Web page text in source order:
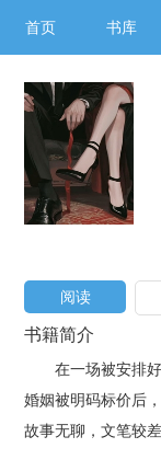
首页 书库
阅读
书籍简介
在一场被安排好
婚姻被明码标价后
故事无聊，文笔较